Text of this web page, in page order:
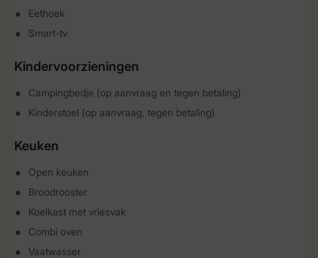
Eethoek
Smart-tv
Kindervoorzieningen
Campingbedje (op aanvraag en tegen betaling)
Kinderstoel (op aanvraag, tegen betaling)
Keuken
Open keuken
Broodrooster
Koelkast met vriesvak
Combi oven
Vaatwasser